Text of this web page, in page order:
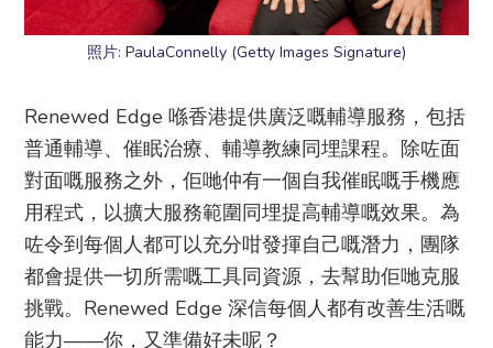
照片: PaulaConnelly (Getty Images Signature)
Renewed Edge 喺香港提供廣泛嘅輔導服務，包括
普通輔導、催眠治療、輔導教練同埋課程。除咗面
對面嘅服務之外，佢哋仲有一個自我催眠嘅手機應
用程式，以擴大服務範圍同埋提高輔導嘅效果。為
咗令到每個人都可以充分咁發揮自己嘅潛力，團隊
都會提供一切所需嘅工具同資源，去幫助佢哋克服
挑戰。Renewed Edge 深信每個人都有改善生活嘅
能力——你，又準備好未呢？